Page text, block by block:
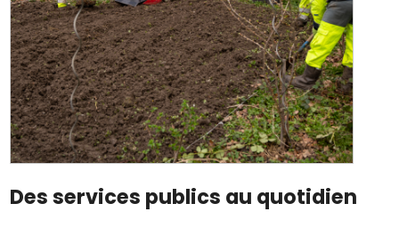
Des services publics au quotidien